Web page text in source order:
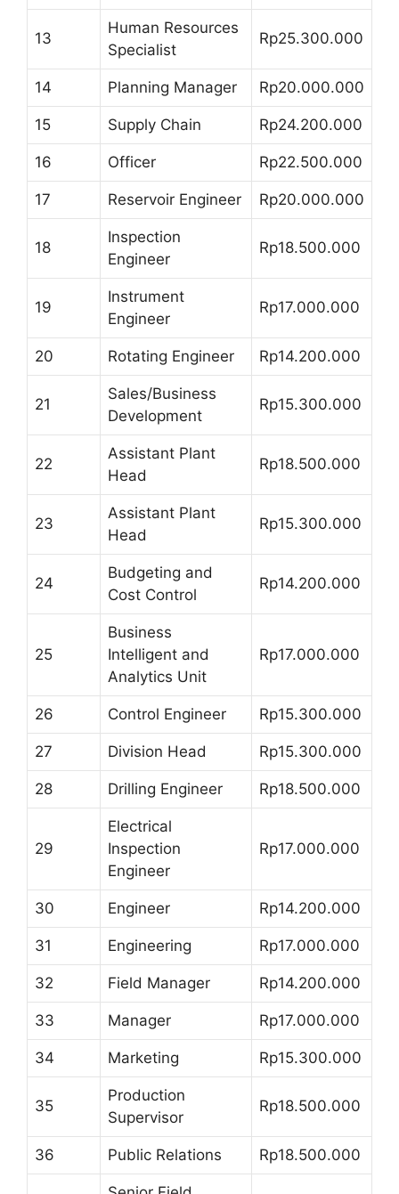
13
Human Resources
Specialist
Rp25.300.000
14 Planning Manager Rp20.000.000
15 Supply Chain Rp24.200.000
16 Officer Rp22.500.000
17 Reservoir Engineer Rp20.000.000
18
Inspection
Engineer
Rp18.500.000
19
Instrument
Engineer
Rp17.000.000
20 Rotating Engineer Rp14.200.000
21
Sales/Business
Development
Rp15.300.000
22
Assistant Plant
Head
Rp18.500.000
23
Assistant Plant
Head
Rp15.300.000
24
Budgeting and
Cost Control
Rp14.200.000
25
Business
Intelligent and
Analytics Unit
Rp17.000.000
26 Control Engineer Rp15.300.000
27 Division Head Rp15.300.000
28 Drilling Engineer Rp18.500.000
29
Electrical
Inspection
Engineer
Rp17.000.000
30 Engineer Rp14.200.000
31 Engineering Rp17.000.000
32 Field Manager Rp14.200.000
33 Manager Rp17.000.000
34 Marketing Rp15.300.000
35
Production
Supervisor
Rp18.500.000
36 Public Relations Rp18.500.000